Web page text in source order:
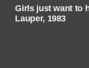
Girls just want to
Lauper, 1983